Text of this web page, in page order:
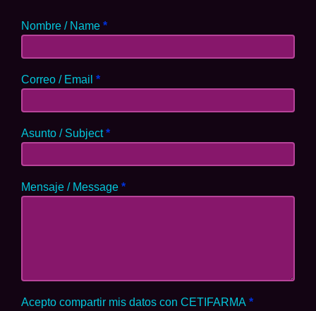
Nombre / Name *
Correo / Email *
Asunto / Subject*
Mensaje / Message *
Acepto compartir mis datos con CETIFARMA *